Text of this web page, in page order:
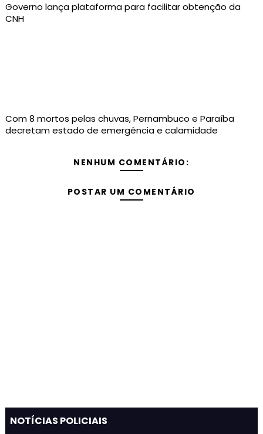
Governo lança plataforma para facilitar obtenção da
CNH
Com 8 mortos pelas chuvas, Pernambuco e Paraíba
decretam estado de emergência e calamidade
NENHUM COMENTÁRIO:
POSTAR UM COMENTÁRIO
NOTÍCIAS POLICIAIS